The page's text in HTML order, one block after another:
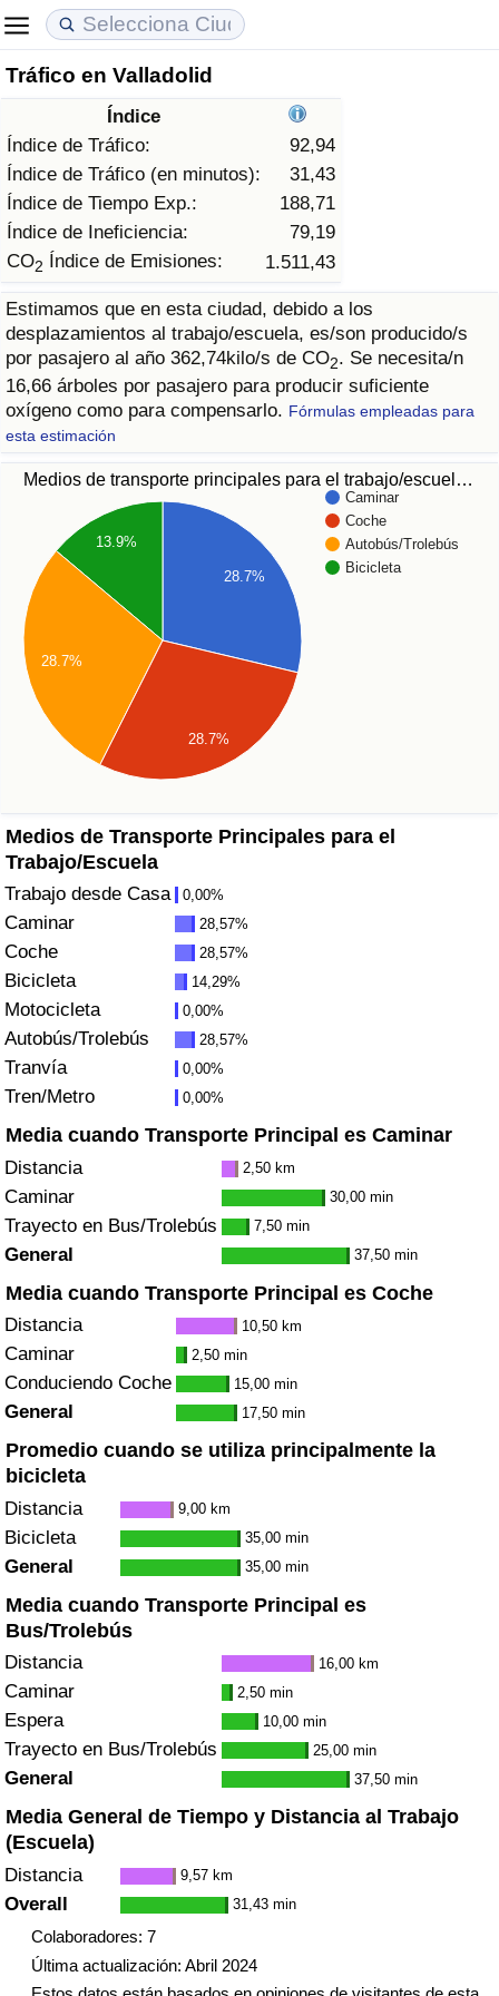
Tráfico en Valladolid
Índice
Índice de Tráfico:
92,94
Índice de Tráfico (en minutos):
31,43
Índice de Tiempo Exp.:
188,71
Índice de Ineficiencia:
79,19
CO2 Índice de Emisiones: 1.511,43
Estimamos que en esta ciudad, debido a los
desplazamientos al trabajo/escuela, es/son producido/s
por pasajero al año 362,74kilo/s de CO2. Se necesita/n
16,66 árboles por pasajero para producir suficiente
oxígeno como para compensarlo. Fórmulas empleadas para
esta estimación
Medios de transporte principales para el trabajo/escuel…
Caminar
Coche
Autobús/Trolebús
Bicicleta
28.7%
13.9%
28.7%
28.7%
Medios de Transporte Principales para el
Trabajo/Escuela
Trabajo desde Casa 0,00%
Caminar 28,57%
Coche 28,57%
Bicicleta 14,29%
Motocicleta 0,00%
Autobús/Trolebús 28,57%
Tranvía 0,00%
Tren/Metro 0,00%
Media cuando Transporte Principal es Caminar
Distancia 2,50 km
Caminar 30,00 min
Trayecto en Bus/Trolebús 7,50 min
General 37,50 min
Media cuando Transporte Principal es Coche
Distancia 10,50 km
Caminar 2,50 min
Conduciendo Coche 15,00 min
General 17,50 min
Promedio cuando se utiliza principalmente la
bicicleta
Distancia 9,00 km
Bicicleta 35,00 min
General 35,00 min
Media cuando Transporte Principal es
Bus/Trolebús
Distancia 16,00 km
Caminar 2,50 min
Espera 10,00 min
Trayecto en Bus/Trolebús 25,00 min
General 37,50 min
Media General de Tiempo y Distancia al Trabajo
(Escuela)
Distancia 9,57 km
Overall 31,43 min
Colaboradores: 7
Última actualización: Abril 2024
Coste de vida
Índice de Costo de Vida (Actual)
Índice de Costo de Vida
Índice de costo de vida por país
en aqaba
Precios de las propiedades
Índice de Precios de Inmuebles (Actual)
Índice de Precios de Inmuebles
Índice de Precios de Inmuebles por País
Calidad de Vida
Índice de Calidad de Vida
Índice de Calidad de Vida (Actual)
Índice de calidad de vida por país
Delincuencia
Calificación del Índice de Criminalidad
(Actual)
Índice de criminalidad por país
Sanidad
Índice de Sanidad (Actual)
Índice de Sanidad
Índice de Sanidad por País
Índice de Contaminación (Actual)
Índice de contaminación
Índice de Contaminación por País
Tráfico
Índice de Tráfico
Índice de Tráfico (Actual)
Índice de Tráfico por País